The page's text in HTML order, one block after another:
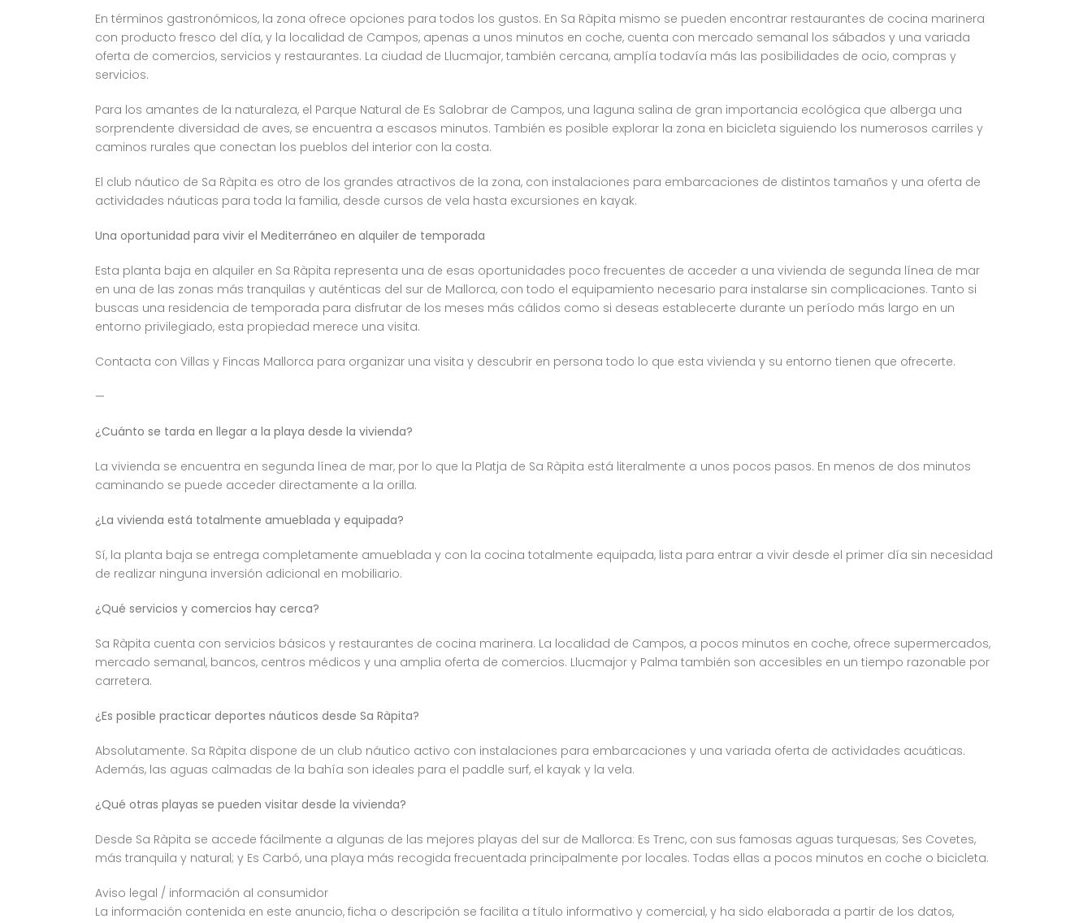
En términos gastronómicos, la zona ofrece opciones para todos los gustos. En Sa Ràpita mismo se pueden encontrar restaurantes de cocina marinera
con producto fresco del día, y la localidad de Campos, apenas a unos minutos en coche, cuenta con mercado semanal los sábados y una variada
oferta de comercios, servicios y restaurantes. La ciudad de Llucmajor, también cercana, amplía todavía más las posibilidades de ocio, compras y
servicios.
Para los amantes de la naturaleza, el Parque Natural de Es Salobrar de Campos, una laguna salina de gran importancia ecológica que alberga una
sorprendente diversidad de aves, se encuentra a escasos minutos. También es posible explorar la zona en bicicleta siguiendo los numerosos carriles y
caminos rurales que conectan los pueblos del interior con la costa.
El club náutico de Sa Ràpita es otro de los grandes atractivos de la zona, con instalaciones para embarcaciones de distintos tamaños y una oferta de
actividades náuticas para toda la familia, desde cursos de vela hasta excursiones en kayak.
Una oportunidad para vivir el Mediterráneo en alquiler de temporada
Esta planta baja en alquiler en Sa Ràpita representa una de esas oportunidades poco frecuentes de acceder a una vivienda de segunda línea de mar
en una de las zonas más tranquilas y auténticas del sur de Mallorca, con todo el equipamiento necesario para instalarse sin complicaciones. Tanto si
buscas una residencia de temporada para disfrutar de los meses más cálidos como si deseas establecerte durante un período más largo en un
entorno privilegiado, esta propiedad merece una visita.
Contacta con Villas y Fincas Mallorca para organizar una visita y descubrir en persona todo lo que esta vivienda y su entorno tienen que ofrecerte.
—
¿Cuánto se tarda en llegar a la playa desde la vivienda?
La vivienda se encuentra en segunda línea de mar, por lo que la Platja de Sa Ràpita está literalmente a unos pocos pasos. En menos de dos minutos
caminando se puede acceder directamente a la orilla.
¿La vivienda está totalmente amueblada y equipada?
Sí, la planta baja se entrega completamente amueblada y con la cocina totalmente equipada, lista para entrar a vivir desde el primer día sin necesidad
de realizar ninguna inversión adicional en mobiliario.
¿Qué servicios y comercios hay cerca?
Sa Ràpita cuenta con servicios básicos y restaurantes de cocina marinera. La localidad de Campos, a pocos minutos en coche, ofrece supermercados,
mercado semanal, bancos, centros médicos y una amplia oferta de comercios. Llucmajor y Palma también son accesibles en un tiempo razonable por
carretera.
¿Es posible practicar deportes náuticos desde Sa Ràpita?
Absolutamente. Sa Ràpita dispone de un club náutico activo con instalaciones para embarcaciones y una variada oferta de actividades acuáticas.
Además, las aguas calmadas de la bahía son ideales para el paddle surf, el kayak y la vela.
¿Qué otras playas se pueden visitar desde la vivienda?
Desde Sa Ràpita se accede fácilmente a algunas de las mejores playas del sur de Mallorca: Es Trenc, con sus famosas aguas turquesas; Ses Covetes,
más tranquila y natural; y Es Carbó, una playa más recogida frecuentada principalmente por locales. Todas ellas a pocos minutos en coche o bicicleta.
Aviso legal / información al consumidor
La información contenida en este anuncio, ficha o descripción se facilita a título informativo y comercial, y ha sido elaborada a partir de los datos,